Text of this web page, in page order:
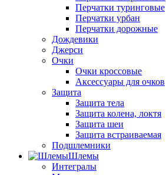
Перчатки туринговые
Перчатки урбан
Перчатки дорожные
Дождевики
Джерси
Очки
Очки кроссовые
Аксессуары для очков
Защита
Защита тела
Защита колена, локтя
Защита шеи
Защита встраиваемая
Подшлемники
Шлемы
Интегралы